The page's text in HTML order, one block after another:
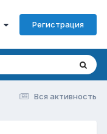
Регистрация
Вся активность